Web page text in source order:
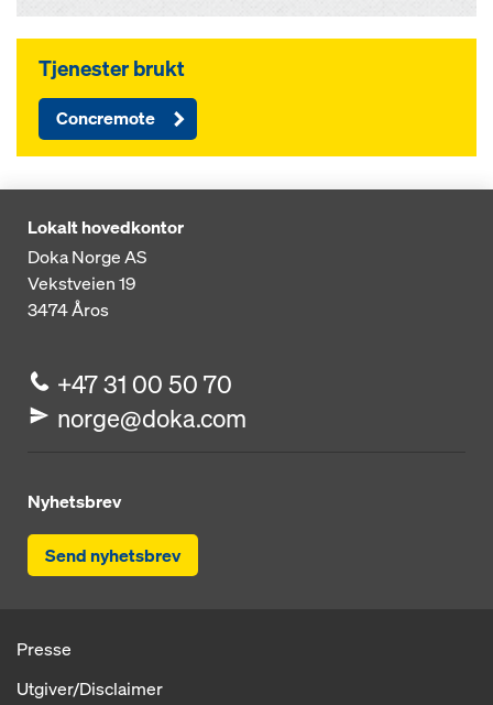
Tjenester brukt
Concremote
Lokalt hovedkontor
Doka Norge AS
Vekstveien 19
3474Åros
+47 31 00 50 70
norge@doka.com
Nyhetsbrev
Send nyhetsbrev
Presse
Utgiver/Disclaimer